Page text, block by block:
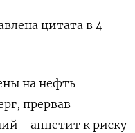
цитата в 4
на нефть
прервав
- аппетит к риску